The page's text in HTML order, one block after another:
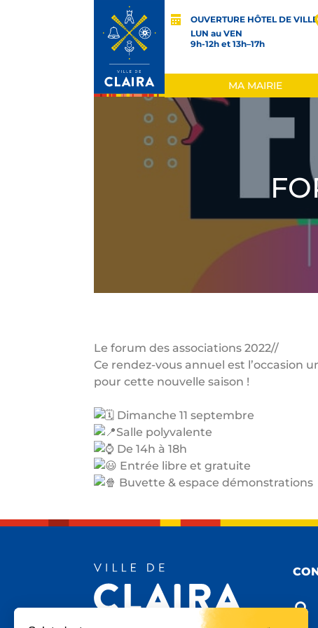
OUVERTURE HÔTEL DE VILLE
LUN au VEN
9h-12h et 13h–17h
MA MAIRIE
Le forum des associations 2022//
Ce rendez-vous annuel est l’occasion
pour cette nouvelle saison !
Dimanche 11 septembre
Salle polyvalente
De 14h à 18h
Entrée libre et gratuite
Buvette & espace démonstrations
